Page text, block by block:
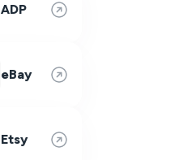
ADP
eBay
Etsy